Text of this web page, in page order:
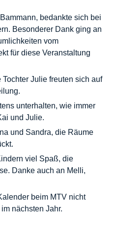
bedankte sich bei
Besonderer Dank ging an
vom
für diese Veranstaltung
Julie freuten sich auf
unterhalten, wie immer
und Julie.
und Sandra, die Räume
viel Spaß, die
Danke auch an Melli,
beim MTV nicht
nächsten Jahr.